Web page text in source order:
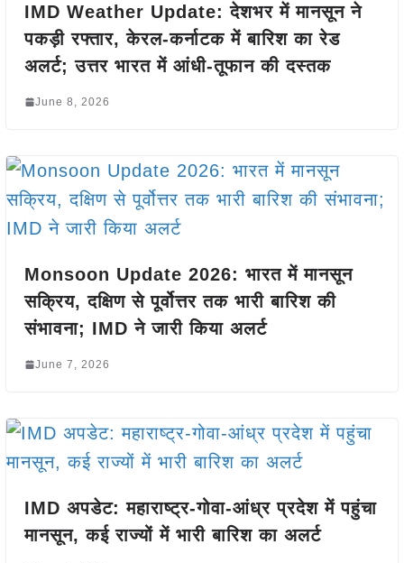
IMD Weather Update: देशभर में मानसून ने
पकड़ी रफ्तार, केरल-कर्नाटक में बारिश का रेड
अलर्ट; उत्तर भारत में आंधी-तूफान की दस्तक
June 8, 2026
Monsoon Update 2026: भारत में मानसून
सक्रिय, दक्षिण से पूर्वोत्तर तक भारी बारिश की
संभावना; IMD ने जारी किया अलर्ट
June 7, 2026
IMD अपडेट: महाराष्ट्र-गोवा-आंध्र प्रदेश में पहुंचा
मानसून, कई राज्यों में भारी बारिश का अलर्ट